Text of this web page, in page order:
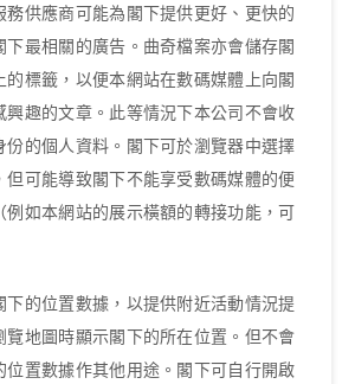
務供應商可能為閣下提供更好、更快的
下最相關的廣告。曲奇檔案亦會儲存閣
的標籤，以便本網站在數碼媒體上向閣
興趣的文章。此等情況下本公司不會收
份的個人資料。閣下可於瀏覽器中選擇
但可能導致閣下不能享受數碼媒體的便
例如本網站的展示橫額的轉接功能，可
下的位置數據，以提供附近活動情況提
覽地圖時顯示閣下的所在位置。但不會
位置數據作其他用途。閣下可自行開啟